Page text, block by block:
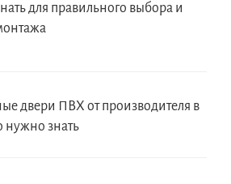
для правильного выбора и
двери ПВХ от производителя в
нужно знать